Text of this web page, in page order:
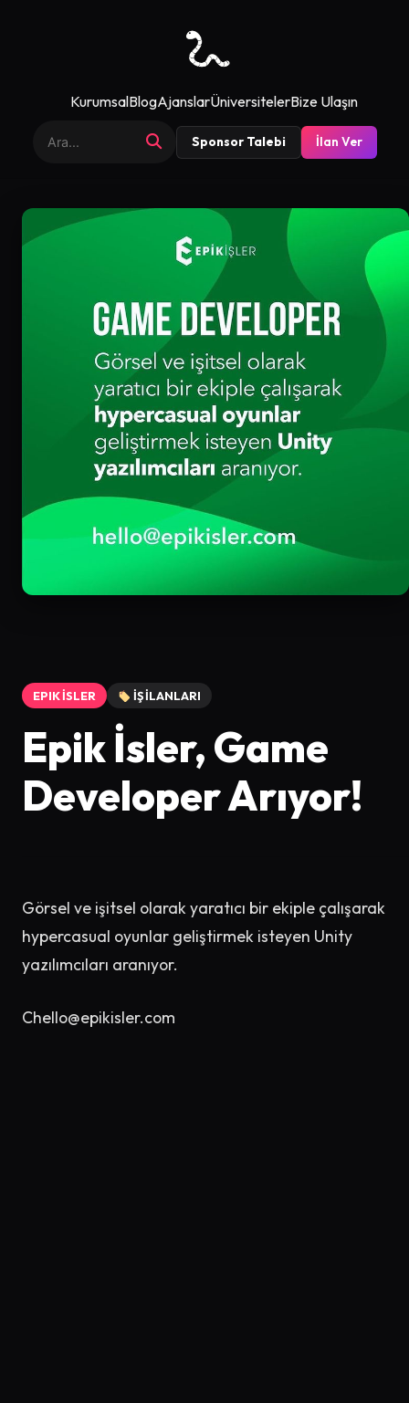
KurumsalBlogAjanslarÜniversitelerBize Ulaşın
Sponsor Talebi İlan Ver
EPIK İSLER İŞ İLANLARI
Epik İsler, Game
Developer Arıyor!
Görsel ve işitsel olarak yaratıcı bir ekiple çalışarak
hypercasual oyunlar geliştirmek isteyen Unity
yazılımcıları aranıyor.
Chello@epikisler.com